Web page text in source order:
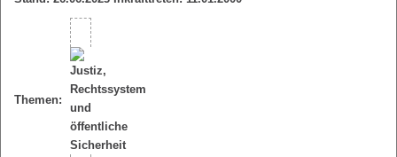
Themen: